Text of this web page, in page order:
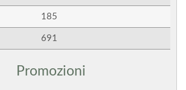
185
691
Promozioni